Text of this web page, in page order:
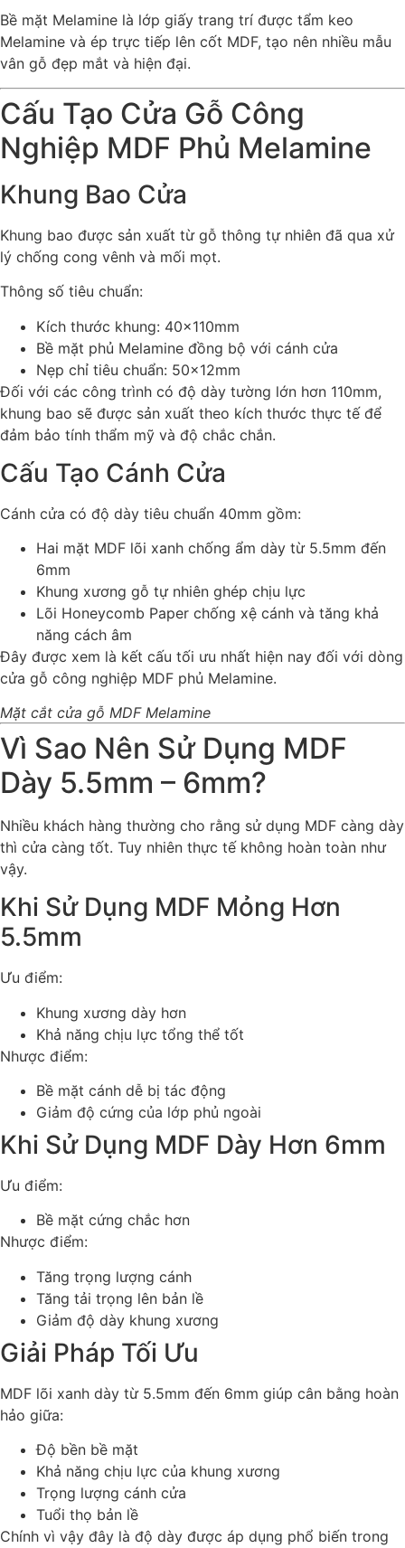
Bề mặt Melamine là lớp giấy trang trí được tẩm keo
Melamine và ép trực tiếp lên cốt MDF, tạo nên nhiều mẫu
vân gỗ đẹp mắt và hiện đại.
Cấu Tạo Cửa Gỗ Công
Nghiệp MDF Phủ Melamine
Khung Bao Cửa
Khung bao được sản xuất từ gỗ thông tự nhiên đã qua xử
lý chống cong vênh và mối mọt.
Thông số tiêu chuẩn:
Kích thước khung: 40x110mm
Bề mặt phủ Melamine đồng bộ với cánh cửa
Nẹp chỉ tiêu chuẩn: 50x12mm
Đối với các công trình có độ dày tường lớn hơn 110mm,
khung bao sẽ được sản xuất theo kích thước thực tế để
đảm bảo tính thẩm mỹ và độ chắc chắn.
Cấu Tạo Cánh Cửa
Cánh cửa có độ dày tiêu chuẩn 40mm gồm:
Hai mặt MDF lõi xanh chống ẩm dày từ 5.5mm đến
6mm
Khung xương gỗ tự nhiên ghép chịu lực
Lõi Honeycomb Paper chống xệ cánh và tăng khả
năng cách âm
Đây được xem là kết cấu tối ưu nhất hiện nay đối với dòng
cửa gỗ công nghiệp MDF phủ Melamine.
Mặt cắt cửa gỗ MDF Melamine
Vì Sao Nên Sử Dụng MDF
Dày 5.5mm – 6mm?
Nhiều khách hàng thường cho rằng sử dụng MDF càng dày
thì cửa càng tốt. Tuy nhiên thực tế không hoàn toàn như
vậy.
Khi Sử Dụng MDF Mỏng Hơn
5.5mm
Ưu điểm:
Khung xương dày hơn
Khả năng chịu lực tổng thể tốt
Nhược điểm:
Bề mặt cánh dễ bị tác động
Giảm độ cứng của lớp phủ ngoài
Khi Sử Dụng MDF Dày Hơn 6mm
Ưu điểm:
Bề mặt cứng chắc hơn
Nhược điểm:
Tăng trọng lượng cánh
Tăng tải trọng lên bản lề
Giảm độ dày khung xương
Giải Pháp Tối Ưu
MDF lõi xanh dày từ 5.5mm đến 6mm giúp cân bằng hoàn
hảo giữa:
Độ bền bề mặt
Khả năng chịu lực của khung xương
Trọng lượng cánh cửa
Tuổi thọ bản lề
Chính vì vậy đây là độ dày được áp dụng phổ biến trong